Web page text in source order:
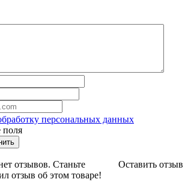
персональных данных
Оставить отзыв
отзывов. Станьте
отзыв об этом товаре!